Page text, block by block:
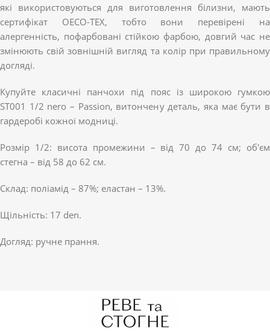
які використовуються для виготовлення білизни, мають
сертифікат OECO-TEX, тобто вони перевірені на
алергенність, пофарбовані стійкою фарбою, довгий час не
змінюють свій зовнішній вигляд та колір при правильному
догляді.
Купуйте класичні панчохи під пояс із широкою гумкою
ST001 1/2 nero – Passion, витончену деталь, яка має бути в
гардеробі кожної модниці.
Розмір 1/2: висота промежини – від 70 до 74 см; об'єм
стегна – від 58 до 62 см.
Склад: поліамід – 87%; еластан – 13%.
Щільність: 17 den.
Догляд: ручне прання.